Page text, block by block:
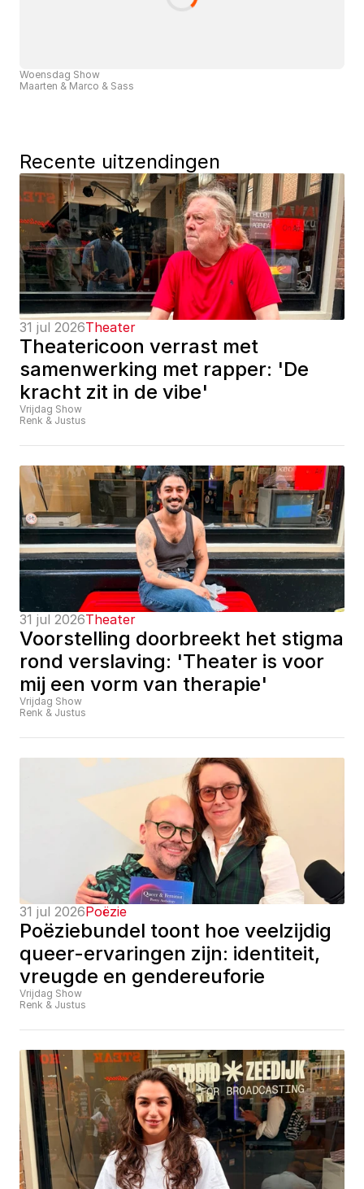
Woensdag Show
Maarten & Marco & Sass
Recente uitzendingen
31 jul 2026Theater
Theatericoon verrast met
samenwerking met rapper: 'De
kracht zit in de vibe'
Vrijdag Show
Renk & Justus
31 jul 2026Theater
Voorstelling doorbreekt het stigma
rond verslaving: 'Theater is voor
mij een vorm van therapie'
Vrijdag Show
Renk & Justus
31 jul 2026Poëzie
Poëziebundel toont hoe veelzijdig
queer-ervaringen zijn: identiteit,
vreugde en gendereuforie
Vrijdag Show
Renk & Justus